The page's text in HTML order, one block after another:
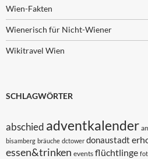
Wien-Fakten
Wienerisch für Nicht-Wiener
Wikitravel Wien
SCHLAGWÖRTER
abschied adventkalender
bisamberg bräuche dctower donaustadt
essen&trinken events flüchtlinge